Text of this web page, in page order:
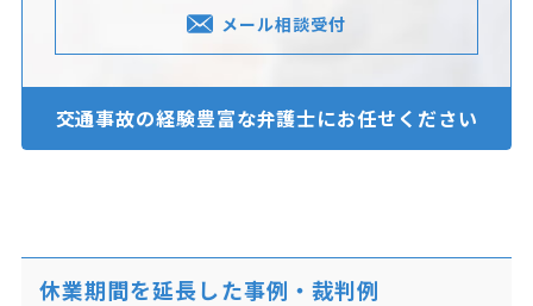
メール相談受付
交通事故の経験豊富な弁護士にお任せください
休業期間を延長した事例・裁判例